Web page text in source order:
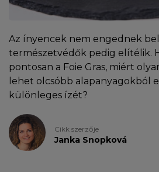
Az ínyencek nem engednek
természetvédők pedig elítélik.
pontosan a Foie Gras, miért
lehet olcsóbb alapanyagokból
különleges ízét?
Cikk szerzője
Janka Snopková